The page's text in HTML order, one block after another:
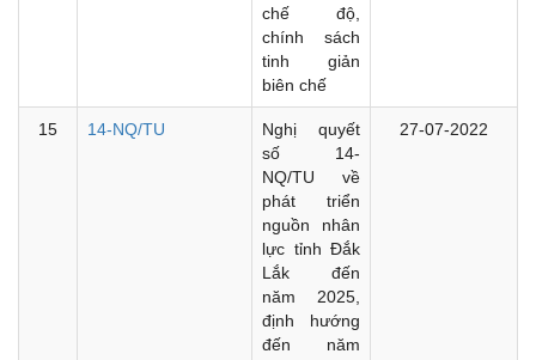
chế độ,
chính sách
tinh giản
biên chế
15 14-NQ/TU
Nghị quyết
số 14-
NQ/TU về
phát triển
nguồn nhân
lực tỉnh Đắk
Lắk đến
năm 2025,
định hướng
đến năm
27-07-2022